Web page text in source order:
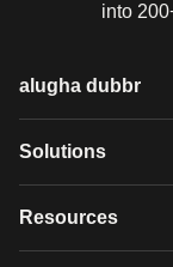
into
alugha dubbr
Overview
Solutions
GDPR video
Resources